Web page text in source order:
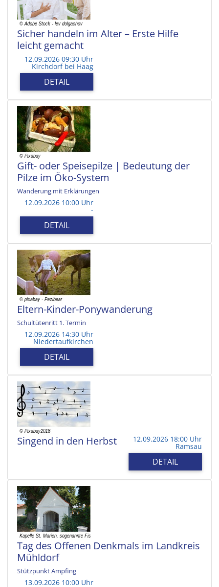
Sicher handeln im Alter – Erste Hilfe
leicht gemacht
12.09.2026 09:30 Uhr
Kirchdorf bei Haag
DETAIL
Gift- oder Speisepilze | Bedeutung der
Pilze im Öko-System
Wanderung mit Erklärungen
12.09.2026 10:00 Uhr
-
DETAIL
Eltern-Kinder-Ponywanderung
Schultütenritt 1. Termin
12.09.2026 14:30 Uhr
Niedertaufkirchen
DETAIL
Singend in den Herbst 12.09.2026 18:00 Uhr
Ramsau
DETAIL
Tag des Offenen Denkmals im Landkreis
Mühldorf
Stützpunkt Ampfing
13.09.2026 10:00 Uhr